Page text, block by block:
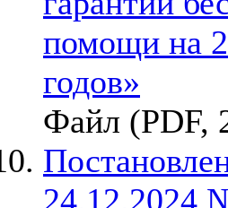
помощи на
годов»
Файл (PDF,
24.12.2024